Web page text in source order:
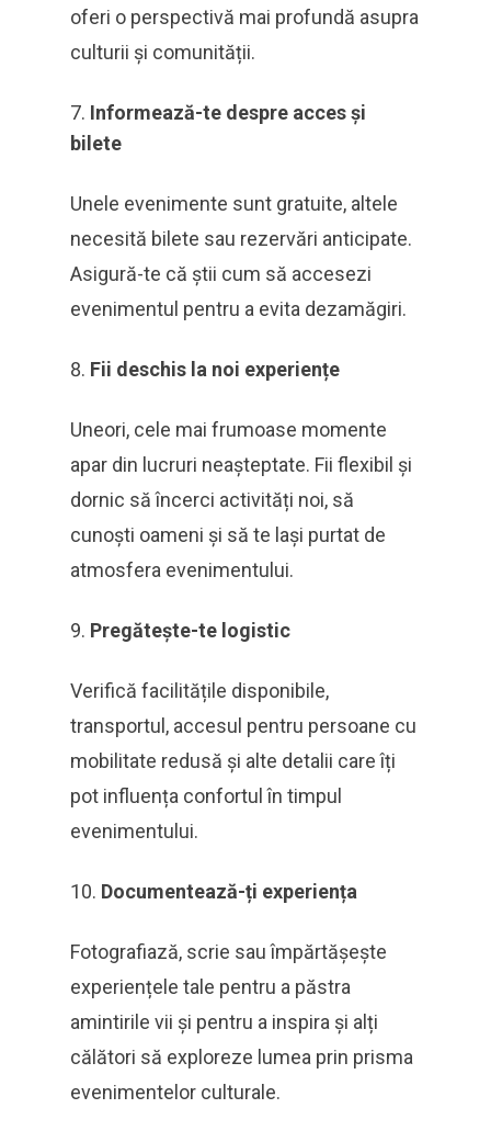
oferi o perspectivă mai profundă asupra
culturii și comunității.
Informează-te despre acces și
bilete
Unele evenimente sunt gratuite, altele
necesită bilete sau rezervări anticipate.
Asigură-te că știi cum să accesezi
evenimentul pentru a evita dezamăgiri.
Fii deschis la noi experiențe
Uneori, cele mai frumoase momente
apar din lucruri neașteptate. Fii flexibil și
dornic să încerci activități noi, să
cunoști oameni și să te lași purtat de
atmosfera evenimentului.
Pregătește-te logistic
Verifică facilitățile disponibile,
transportul, accesul pentru persoane cu
mobilitate redusă și alte detalii care îți
pot influența confortul în timpul
evenimentului.
Documentează-ți experiența
Fotografiază, scrie sau împărtășește
experiențele tale pentru a păstra
amintirile vii și pentru a inspira și alți
călători să exploreze lumea prin prisma
evenimentelor culturale.